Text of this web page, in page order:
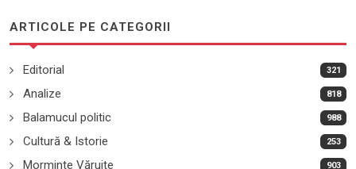
ARTICOLE PE CATEGORII
Editorial 321
Analize 818
Balamucul politic 988
Cultură & Istorie 253
Morminte Văruite 903